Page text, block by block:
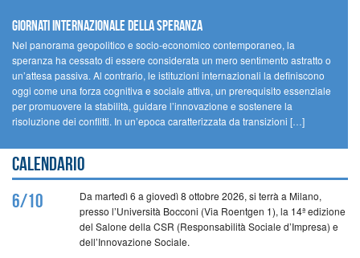
GIORNATI INTERNAZIONALE DELLA SPERANZA
Nel panorama geopolitico e socio-economico contemporaneo, la
speranza ha cessato di essere considerata un mero sentimento astratto o
un’attesa passiva. Al contrario, le istituzioni internazionali la definiscono
oggi come una forza cognitiva e sociale attiva, un prerequisito essenziale
per promuovere la stabilità, guidare l’innovazione e sostenere la
risoluzione dei conflitti. In un’epoca caratterizzata da transizioni […]
Calendario
6/10
Da martedì 6 a giovedì 8 ottobre 2026, si terrà a Milano,
presso l’Università Bocconi (Via Roentgen 1), la 14ª edizione
del Salone della CSR (Responsabilità Sociale d’Impresa) e
dell’Innovazione Sociale.